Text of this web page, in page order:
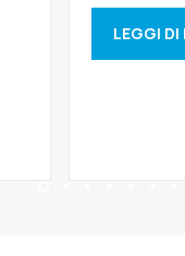
LEGGI DI